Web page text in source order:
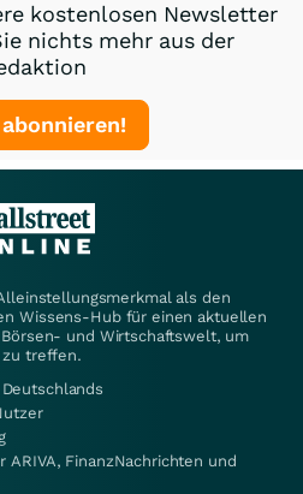
kostenlosen Newsletter
nichts mehr aus der
als den
Wissens-Hub für einen aktuellen
und Wirtschaftswelt, um
zu treffen.
ARIVA, FinanzNachrichten und